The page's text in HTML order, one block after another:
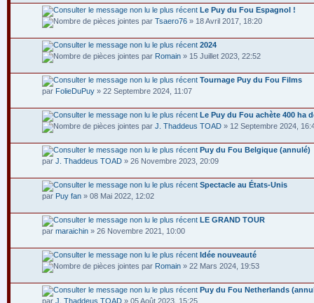
Le Puy du Fou Espagnol !
par Tsaero76 » 18 Avril 2017, 18:20
2024
par Romain » 15 Juillet 2023, 22:52
Tournage Puy du Fou Films
par FolieDuPuy » 22 Septembre 2024, 11:07
Le Puy du Fou achète 400 ha
par J. Thaddeus TOAD » 12 Septembre 2024,
Puy du Fou Belgique (annulé)
par J. Thaddeus TOAD » 26 Novembre 2023, 20:09
Spectacle au États-Unis
par Puy fan » 08 Mai 2022, 12:02
LE GRAND TOUR
par maraichin » 26 Novembre 2021, 10:00
Idée nouveauté
par Romain » 22 Mars 2024, 19:53
Puy du Fou Netherlands
par J. Thaddeus TOAD » 05 Août 2023, 15:25